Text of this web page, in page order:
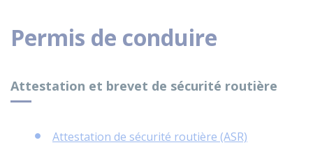
Permis de conduire
Attestation et brevet de sécurité routière
Attestation de sécurité routière (ASR)